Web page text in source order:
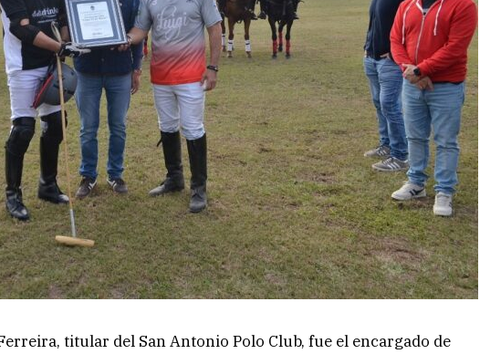
titular del San Antonio Polo Club, fue el encargado de